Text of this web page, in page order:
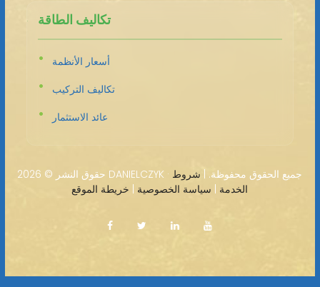
تكاليف الطاقة
أسعار الأنظمة
تكاليف التركيب
عائد الاستثمار
حقوق النشر © 2026 DANIELCZYK · جميع الحقوق محفوظة. | شروط
الخدمة
سياسة الخصوصية خريطة الموقع